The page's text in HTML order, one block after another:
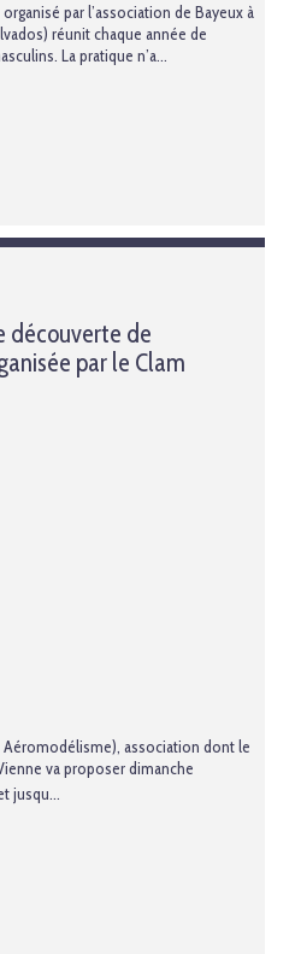
par l’association de Bayeux à
réunit chaque année de
La pratique n’a...
découverte de
par le Clam
Aéromodélisme), association dont le
va proposer dimanche
jusqu...